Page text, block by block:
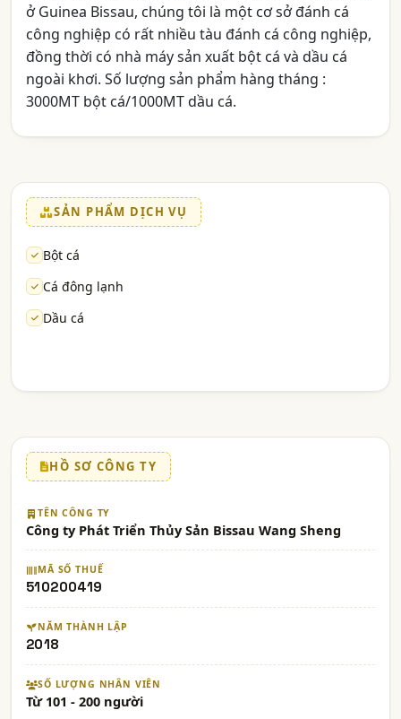
ở Guinea Bissau, chúng tôi là một cơ sở đánh cá
công nghiệp có rất nhiều tàu đánh cá công nghiệp,
đồng thời có nhà máy sản xuất bột cá và dầu cá
ngoài khơi. Số lượng sản phẩm hàng tháng :
3000MT bột cá/1000MT dầu cá.
SẢN PHẨM DỊCH VỤ
Bột cá
Cá đông lạnh
Dầu cá
HỒ SƠ CÔNG TY
TÊN CÔNG TY
Công ty Phát Triển Thủy Sản Bissau Wang Sheng
MÃ SỐ THUẾ
510200419
NĂM THÀNH LẬP
2018
SỐ LƯỢNG NHÂN VIÊN
Từ 101 - 200 người